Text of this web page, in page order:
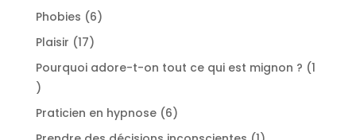
produits
Phobies 66
Plaisir 1717
produits
Pourquoi adore-t-on tout ce qui est mignon ? 1
1
produit
Praticien en hypnose 66
produits